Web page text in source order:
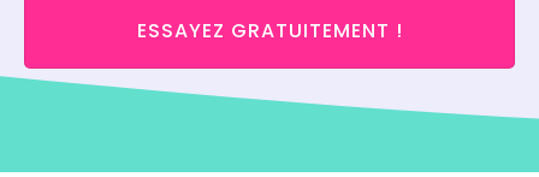
ESSAYEZ GRATUITEMENT !